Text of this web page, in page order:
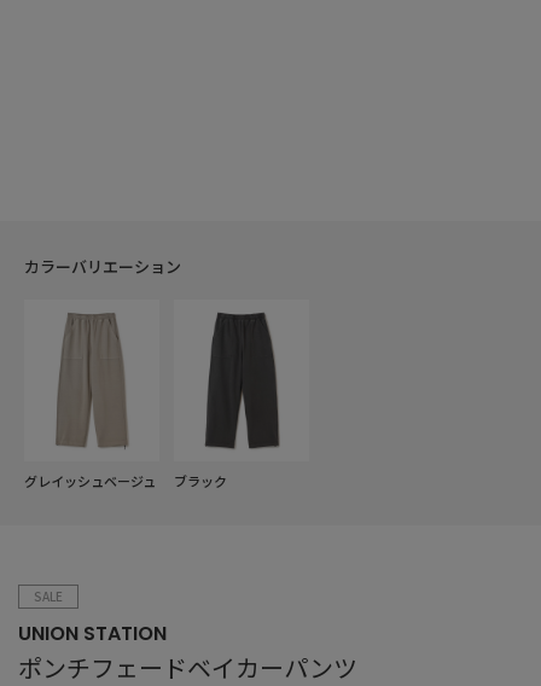
カラーバリエーション
グレイッシュベージュ ブラック
SALE
UNION STATION
ポンチフェードベイカーパンツ